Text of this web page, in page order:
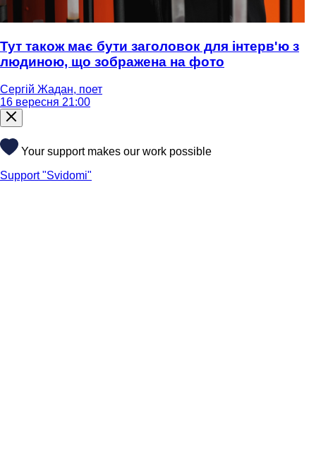
Тут також має бути заголовок для інтерв'ю з
людиною, що зображена на фото
Сергій Жадан, поет
16 вересня 21:00
Your support makes our work possible
Support "Svidomi"